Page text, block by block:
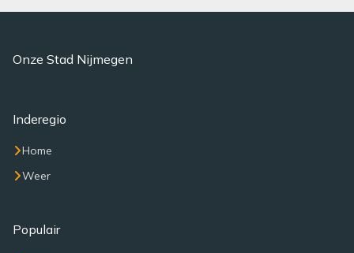
Onze Stad Nijmegen
Inderegio
Home
Weer
Populair